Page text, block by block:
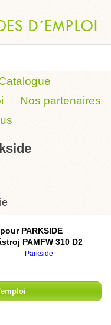
Nos partenaires
PARKSIDE
PAMFW 310 D2
Parkside